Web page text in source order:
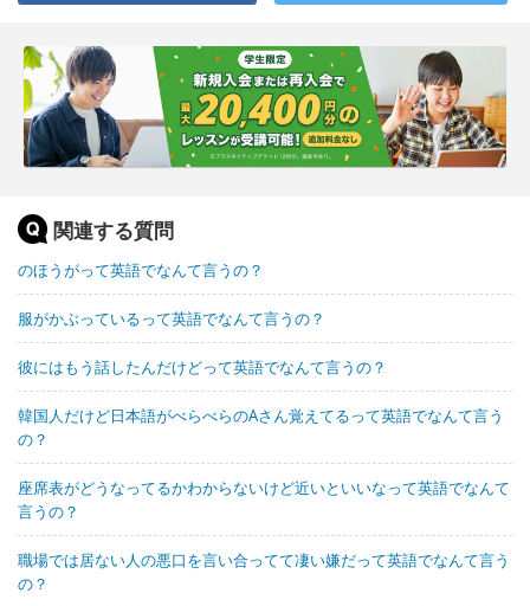
関連する質問
のほうがって英語でなんて言うの？
服がかぶっているって英語でなんて言うの？
彼にはもう話したんだけどって英語でなんて言うの？
韓国人だけど日本語がべらべらのAさん覚えてるって英語でなんて言う
の？
座席表がどうなってるかわからないけど近いといいなって英語でなんて
言うの？
職場では居ない人の悪口を言い合ってて凄い嫌だって英語でなんて言う
の？